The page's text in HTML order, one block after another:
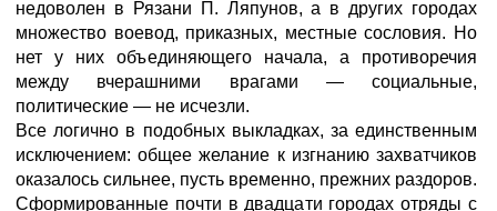
недоволен в Рязани П. Ляпунов, а в других городах
множество воевод, приказных, местные сословия. Но
нет у них объединяющего начала, а противоречия
между вчерашними врагами — социальные,
политические — не исчезли.
Все логично в подобных выкладках, за единственным
исключением: общее желание к изгнанию захватчиков
оказалось сильнее, пусть временно, прежних раздоров.
Сформированные почти в двадцати городах отряды с